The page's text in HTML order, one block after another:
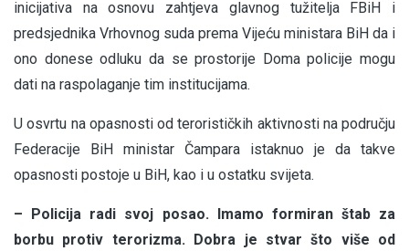
inicijativa na osnovu zahtjeva glavnog tužitelja FBiH i
predsjednika Vrhovnog suda prema Vijeću ministara BiH da i
ono donese odluku da se prostorije Doma policije mogu
dati na raspolaganje tim institucijama.
U osvrtu na opasnosti od terorističkih aktivnosti na području
Federacije BiH ministar Čampara istaknuo je da takve
opasnosti postoje u BiH, kao i u ostatku svijeta.
– Policija radi svoj posao. Imamo formiran štab za
borbu protiv terorizma. Dobra je stvar što više od